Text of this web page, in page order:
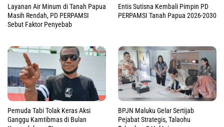
Layanan Air Minum di Tanah Papua
Masih Rendah, PD PERPAMSI
Sebut Faktor Penyebab
Entis Sutisna Kembali Pimpin PD
PERPAMSI Tanah Papua 2026-2030
Pemuda Tabi Tolak Keras Aksi
Ganggu Kamtibmas di Bulan
BPJN Maluku Gelar Sertijab
Pejabat Strategis, Talaohu